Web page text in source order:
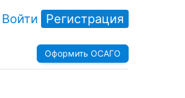
Войти Регистрация
Оформить ОСАГО